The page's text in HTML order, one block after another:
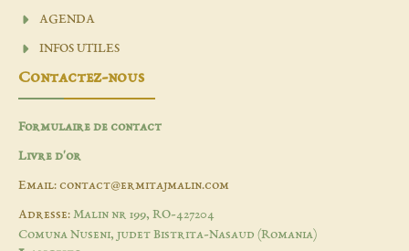
AGENDA
INFOS UTILES
Contactez-nous
Formulaire de contact
Livre d'or
Email: contact@ermitajmalin.com
Adresse: Malin nr 199, RO-427204
Comuna Nuseni, judet Bistrita-Nasaud (Romania)